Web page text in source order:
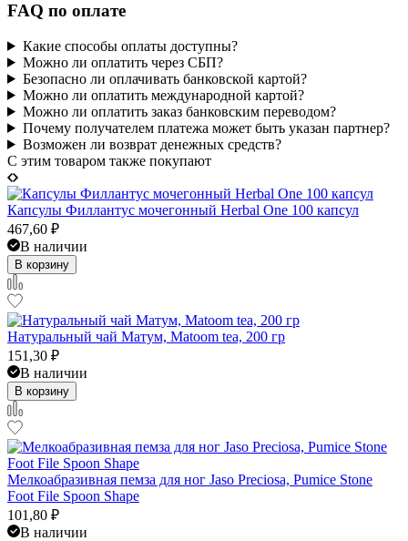
FAQ по оплате
Какие способы оплаты доступны?
Можно ли оплатить через СБП?
Безопасно ли оплачивать банковской картой?
Можно ли оплатить международной картой?
Можно ли оплатить заказ банковским переводом?
Почему получателем платежа может быть указан партнер?
Возможен ли возврат денежных средств?
C этим товаром также покупают
Капсулы Филлантус мочегонный Herbal One 100 капсул
467,60 ₽
В наличии
В корзину
Натуральный чай Матум, Matoom tea, 200 гр
151,30 ₽
В наличии
В корзину
Мелкоабразивная пемза для ног Jaso Preciosa, Pumice Stone
Foot File Spoon Shape
101,80 ₽
В наличии